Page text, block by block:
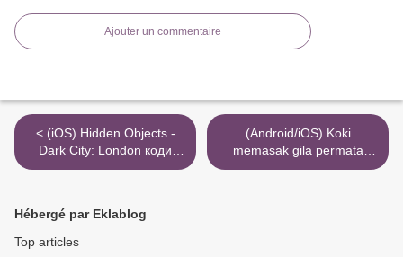
Ajouter un commentaire
< (iOS) Hidden Objects -
Dark City: London коди
збільшують золото
(Android/iOS) Koki
memasak gila permata
pembuat kode cheat >
Hébergé par Eklablog
Top articles